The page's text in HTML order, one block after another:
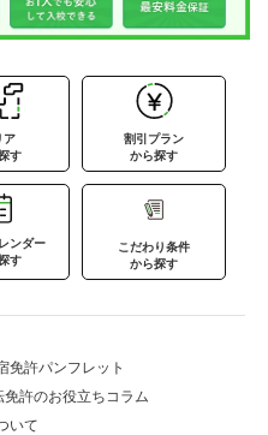
ア
す
割引プラン
から探す
ンダー
す
こだわり条件
から探す
免許パンフレット
許のお役立ちコラム
いて